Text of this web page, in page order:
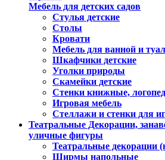
Мебель для детских садов
Стулья детские
Столы
Кровати
Мебель для ванной и
Шкафчики детские
Уголки природы
Скамейки детские
Стенки книжные,
Игровая мебель
Стеллажи и стенки для
Театральные Декорации,
уличные фигуры
Театральные декорации
Ширмы напольные